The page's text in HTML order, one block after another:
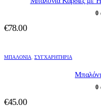
0
€78.00
ΜΠΑΛΌΝΙΑ ΣΥΓΧΑΡΗΤΉΡΙΑ
0
€45.00